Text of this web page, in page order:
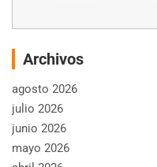
Archivos
agosto 2026
julio 2026
junio 2026
mayo 2026